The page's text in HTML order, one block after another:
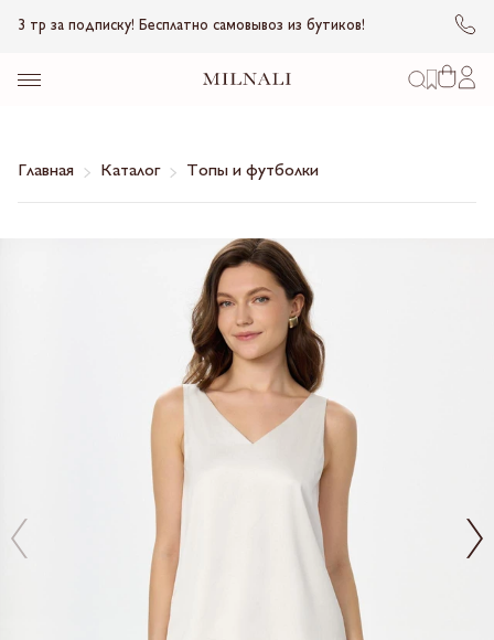
3 тр за подписку! Бесплатно самовывоз из бутиков!
Главная Каталог Топы и футболки